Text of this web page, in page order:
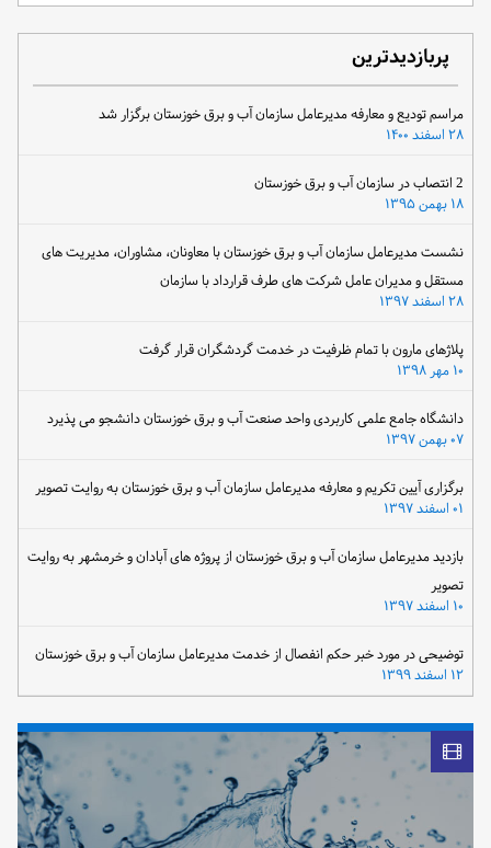
پربازدیدترین
مراسم تودیع و معارفه مدیرعامل سازمان آب و برق خوزستان برگزار شد
۲۸ اسفند ۱۴۰۰
۱۸ بهمن ۱۳۹۵
نشست مدیرعامل سازمان آب و برق خوزستان با معاونان، مشاوران، مدیریت های
مستقل و مدیران عامل شرکت های طرف قرارداد با سازمان
۲۸ اسفند ۱۳۹۷
پلاژهای مارون با تمام ظرفیت در خدمت گردشگران قرار گرفت
دانشگاه جامع علمی کاربردی واحد صنعت آب و برق خوزستان دانشجو می پذیرد
۰۷ بهمن ۱۳۹۷
برگزاری آیین تکریم و معارفه مدیرعامل سازمان آب و برق خوزستان به روایت تصویر
بازدید مدیرعامل سازمان آب و برق خوزستان از پروژه های آبادان و خرمشهر به روایت
تصویر
توضیحی در مورد خبر حکم انفصال از خدمت مدیرعامل سازمان آب و برق خوزستان
۱۲ اسفند ۱۳۹۹